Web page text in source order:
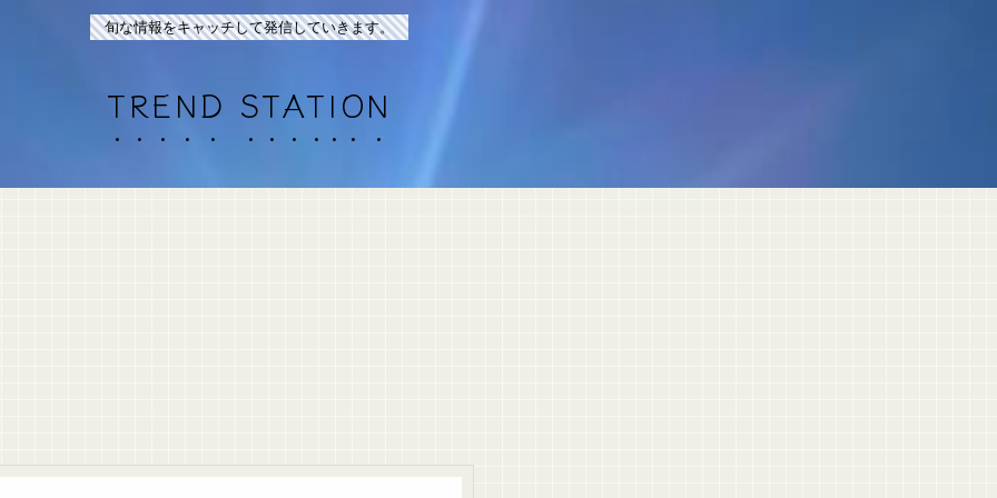
旬な情報をキャッチして発信していきます。
TREND STATION